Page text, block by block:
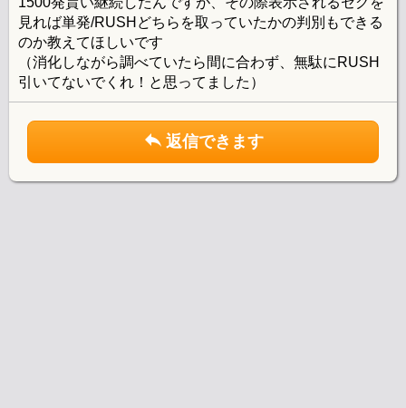
見れば単発/RUSHどちらを取っていたかの判別もできる
のか教えてほしいです
（消化しながら調べていたら間に合わず、無駄にRUSH
引いてないでくれ！と思ってました）
返信できます